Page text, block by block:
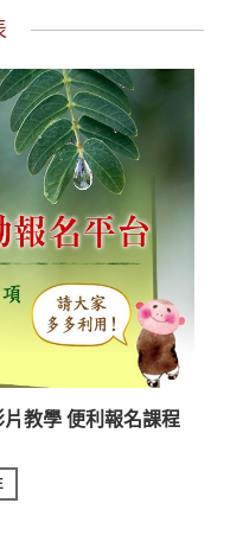
片教學 便利報名課程